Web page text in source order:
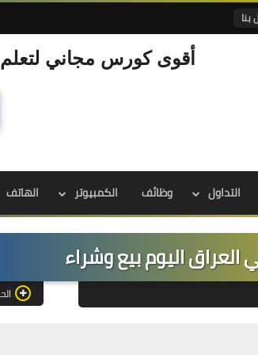
بنا
أقوى كورس مجاني لتعلم
التداول وظائف الكمبيوتر الهاتف
اليوم بيع وشراء